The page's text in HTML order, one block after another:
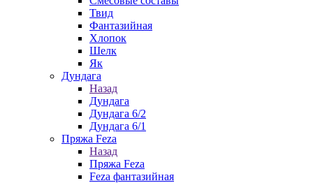
Твид
Фантазийная
Хлопок
Шелк
Як
Дундага
Назад
Дундага
Дундага 6/2
Дундага 6/1
Пряжа Feza
Назад
Пряжа Feza
Feza фантазийная